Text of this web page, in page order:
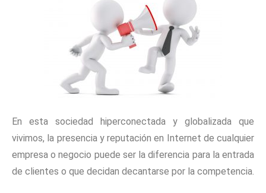
En esta sociedad hiperconectada y globalizada que
vivimos, la presencia y reputación en Internet de cualquier
empresa o negocio puede ser la diferencia para la entrada
de clientes o que decidan decantarse por la competencia.